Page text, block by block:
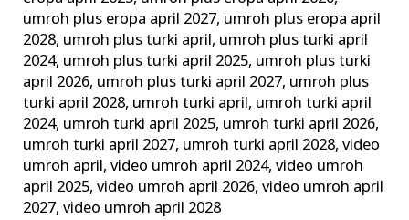
umroh plus eropa april 2027, umroh plus eropa april
2028, umroh plus turki april, umroh plus turki april
2024, umroh plus turki april 2025, umroh plus turki
april 2026, umroh plus turki april 2027, umroh plus
turki april 2028, umroh turki april, umroh turki april
2024, umroh turki april 2025, umroh turki april 2026,
umroh turki april 2027, umroh turki april 2028,video
umroh april,video umroh april 2024,video umroh
april 2025,video umroh april 2026,video umroh april
2027,video umroh april 2028